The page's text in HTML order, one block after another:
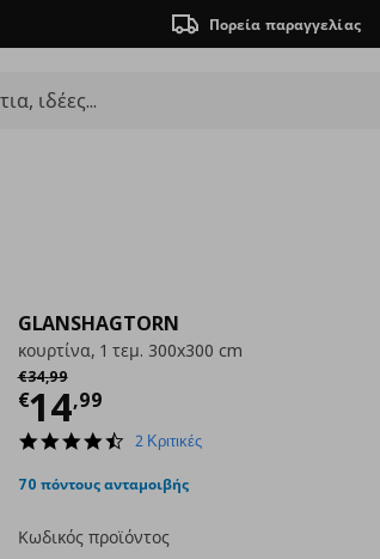
Πορεία παραγγελίας
GLANSHAGTORN
κουρτίνα, 1 τεμ. 300x300 cm
€34,99
Αρχική τιμή
€14,99
Τρέχουσα τιμή
4.5
rating
2 Κριτικές
70 πόντους ανταμοιβής
Κωδικός προϊόντος